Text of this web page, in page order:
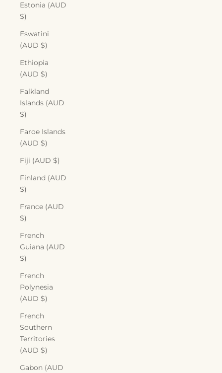
Estonia (AUD
$)
Eswatini
(AUD $)
Ethiopia
(AUD $)
Falkland
Islands (AUD
$)
Faroe Islands
(AUD $)
Fiji (AUD $)
Finland (AUD
$)
France (AUD
$)
French
Guiana (AUD
$)
French
Polynesia
(AUD $)
French
Southern
Territories
(AUD $)
Gabon (AUD